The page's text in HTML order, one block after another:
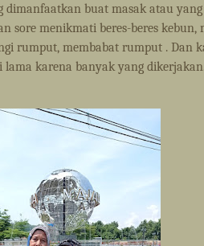
buat masak atau yang
sore menikmati beres-beres kebun,
rumput, membabat rumput . Dan
karena banyak yang